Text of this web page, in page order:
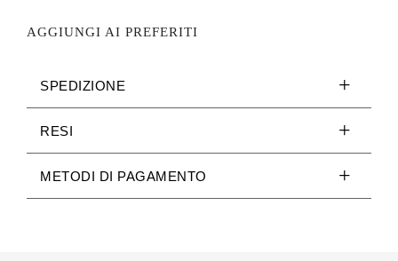
AGGIUNGI AI PREFERITI
SPEDIZIONE
RESI
METODI DI PAGAMENTO